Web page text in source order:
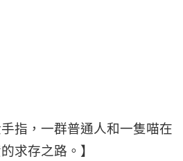
手指，一群普通人和一隻喵在
求存之路。】